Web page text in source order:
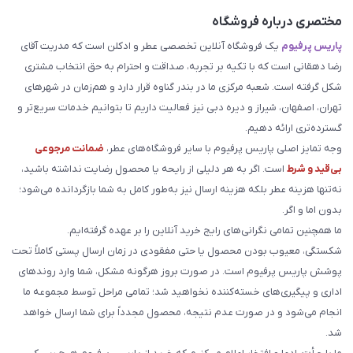
مختصری درباره فروشگاه
پاریس پرفیوم یک فروشگاه آنلاین تخصصی عطر و ادکلن است که مدریت آقای
رضا دهقانی است که با تکیه بر تجربه، صداقت و احترام به حق انتخاب مشتری
شکل گرفته است. شعبه مرکزی ما در بندر گناوه قرار دارد و هم‌زمان در شهرهای
تهران، اصفهان، شیراز و دیره دبی نیز فعالیت داریم تا بتوانیم خدمات سریع‌تر و
گسترده‌تری ارائه دهیم.
وجه تمایز اصلی پاریس پرفیوم با سایر فروشگاه‌های عطر، ضمانت مرجوعی
بی‌قید و شرط است. اگر به هر دلیلی از رایحه یا محصول رضایت نداشته باشید،
نه‌تنها هزینه عطر بلکه هزینه ارسال نیز به‌طور کامل به شما بازگردانده می‌شود؛
بدون اما و اگر.
ما همچنین تمامی نگرانی‌های رایج خرید آنلاین را بر عهده گرفته‌ایم.
شکستگی، معیوب بودن محصول یا حتی مفقودی در زمان ارسال پستی کاملاً تحت
پوشش پاریس پرفیوم است. در صورت بروز هرگونه مشکل، شما وارد روندهای
اداری و پیگیری‌های خسته‌کننده نخواهید شد؛ تمامی مراحل توسط مجموعه ما
انجام می‌شود و در صورت عدم نتیجه، محصول مجدداً برای شما ارسال خواهد
شد.